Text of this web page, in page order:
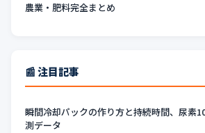
農業・肥料完全まとめ
📰 注目記事
瞬間冷却パックの作り方と持続時間、尿素
測データ